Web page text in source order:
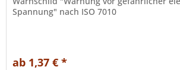
Spannung" nach ISO 7010
ab 1,37 € *